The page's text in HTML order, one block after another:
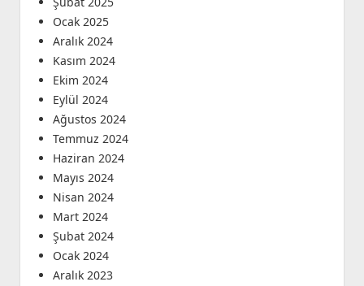
Ocak 2025
Aralık 2024
Kasım 2024
Ekim 2024
Eylül 2024
Ağustos 2024
Temmuz 2024
Haziran 2024
Mayıs 2024
Nisan 2024
Mart 2024
Şubat 2024
Ocak 2024
Aralık 2023